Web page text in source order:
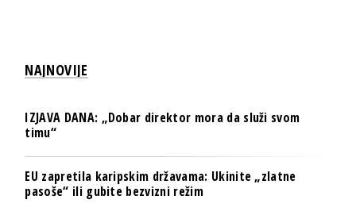
NAJNOVIJE
IZJAVA DANA: „Dobar direktor mora da služi svom
timu“
EU zapretila karipskim državama: Ukinite „zlatne
pasoše“ ili gubite bezvizni režim